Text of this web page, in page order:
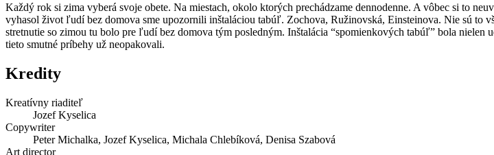
Každý rok si zima vyberá svoje obete. Na miestach, okolo ktorých prechádzame dennodenne. A vôbec si to
vyhasol život ľudí bez domova sme upozornili inštaláciou tabúľ. Zochova, Ružinovská, Einsteinova. Nie sú to
stretnutie so zimou tu bolo pre ľudí bez domova tým posledným. Inštalácia “spomienkových tabúľ” bola
tieto smutné príbehy už neopakovali.
Kredity
Kreatívny riaditeľ
Jozef Kyselica
Copywriter
Peter Michalka, Jozef Kyselica, Michala Chlebíková, Denisa Szabová
Art director